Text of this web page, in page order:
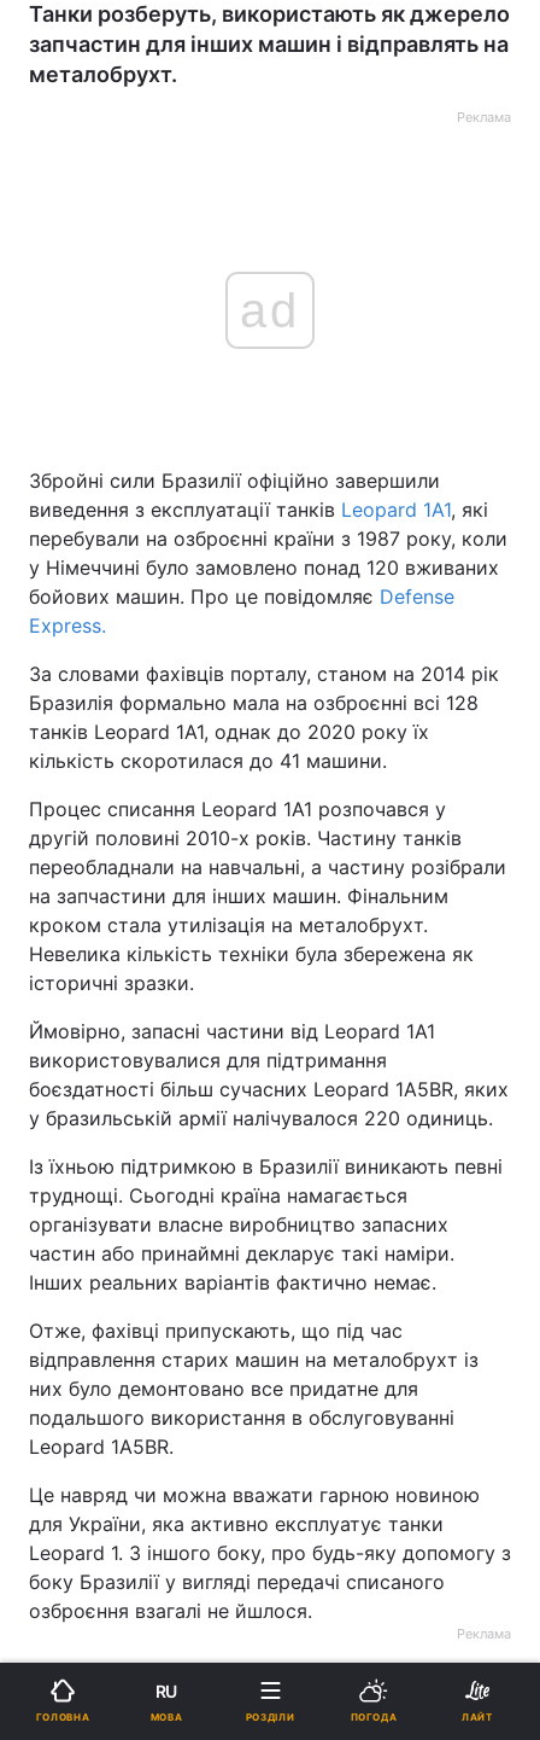
Танки розберуть, використають як джерело
запчастин для інших машин і відправлять на
металобрухт.
Реклама
ad
Збройні сили Бразилії офіційно завершили
виведення з експлуатації танків Leopard 1A1, які
перебували на озброєнні країни з 1987 року, коли
у Німеччині було замовлено понад 120 вживаних
бойових машин. Про це повідомляє Defense
Express.
За словами фахівців порталу, станом на 2014 рік
Бразилія формально мала на озброєнні всі 128
танків Leopard 1A1, однак до 2020 року їх
кількість скоротилася до 41 машини.
Процес списання Leopard 1A1 розпочався у
другій половині 2010-х років. Частину танків
переобладнали на навчальні, а частину розібрали
на запчастини для інших машин. Фінальним
кроком стала утилізація на металобрухт.
Невелика кількість техніки була збережена як
історичні зразки.
Ймовірно, запасні частини від Leopard 1A1
використовувалися для підтримання
боєздатності більш сучасних Leopard 1A5BR, яких
у бразильській армії налічувалося 220 одиниць.
Із їхньою підтримкою в Бразилії виникають певні
труднощі. Сьогодні країна намагається
організувати власне виробництво запасних
частин або принаймні декларує такі наміри.
Інших реальних варіантів фактично немає.
Отже, фахівці припускають, що під час
відправлення старих машин на металобрухт із
них було демонтовано все придатне для
подальшого використання в обслуговуванні
Leopard 1A5BR.
Це навряд чи можна вважати гарною новиною
для України, яка активно експлуатує танки
Leopard 1. З іншого боку, про будь-яку допомогу з
боку Бразилії у вигляді передачі списаного
озброєння взагалі не йшлося.
Реклама
ГОЛОВНА
RU
МОВА РОЗДІЛИ ПОГОДА ЛАЙТ